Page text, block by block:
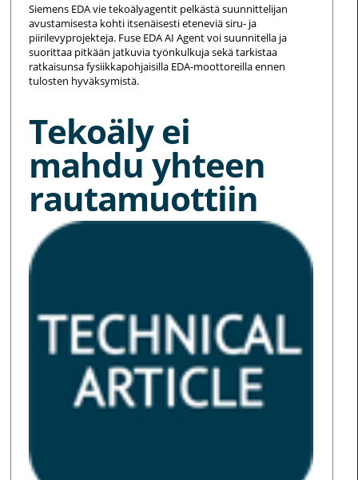
Siemens EDA vie tekoälyagentit pelkästä suunnittelijan
avustamisesta kohti itsenäisesti eteneviä siru- ja
piirilevyprojekteja. Fuse EDA AI Agent voi suunnitella ja
suorittaa pitkään jatkuvia työnkulkuja sekä tarkistaa
ratkaisunsa fysiikkapohjaisilla EDA-moottoreilla ennen
tulosten hyväksymistä.
Tekoäly ei
mahdu yhteen
rautamuottiin